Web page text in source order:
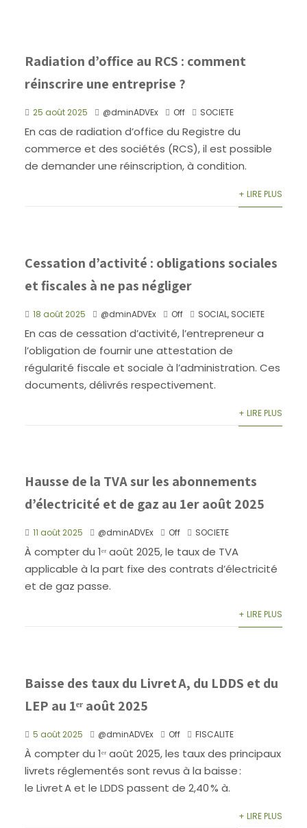
Radiation d’office au RCS : comment
réinscrire une entreprise ?
25 août 2025 @dminADVEx Off SOCIETE
En cas de radiation d’office du Registre du
commerce et des sociétés (RCS), il est possible
de demander une réinscription, à condition.
+ LIRE PLUS
Cessation d’activité : obligations sociales
et fiscales à ne pas négliger
18 août 2025 @dminADVEx Off SOCIAL, SOCIETE
En cas de cessation d’activité, l’entrepreneur a
l’obligation de fournir une attestation de
régularité fiscale et sociale à l’administration. Ces
documents, délivrés respectivement.
+ LIRE PLUS
Hausse de la TVA sur les abonnements
d’électricité et de gaz au 1er août 2025
11 août 2025 @dminADVEx Off SOCIETE
À compter du 1ᵉʳ août 2025, le taux de TVA
applicable à la part fixe des contrats d’électricité
et de gaz passe.
+ LIRE PLUS
Baisse des taux du Livret A, du LDDS et du
LEP au 1ᵉʳ août 2025
5 août 2025 @dminADVEx Off FISCALITE
À compter du 1ᵉʳ août 2025, les taux des principaux
livrets réglementés sont revus à la baisse :
le Livret A et le LDDS passent de 2,40 % à.
+ LIRE PLUS